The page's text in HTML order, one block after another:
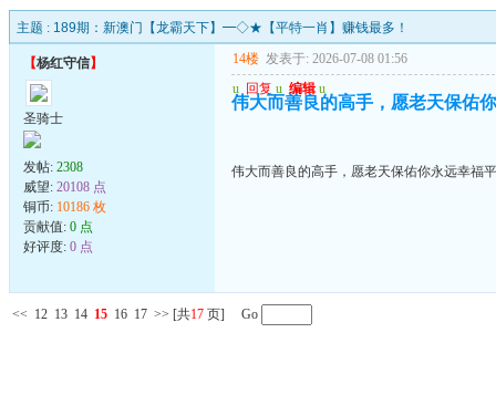
主题 : 189期：新澳门【龙霸天下】━◇★【平特一肖】赚钱最多！
【杨红守信】
圣骑士
发帖: 2308
威望: 20108 点
铜币: 10186 枚
贡献值: 0 点
好评度: 0 点
14楼 发表于: 2026-07-08 01:56
u 回复 u 编辑 u
伟大而善良的高手，愿老天保佑
伟大而善良的高手，愿老天保佑你永远幸福
<< 12 13 14 15 16 17 >> [共17 页] Go